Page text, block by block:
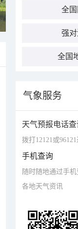
全
强
全国
气象服务
天气预报电话查
拨打12121或
手机查询
随时随地通过手
各地天气资讯